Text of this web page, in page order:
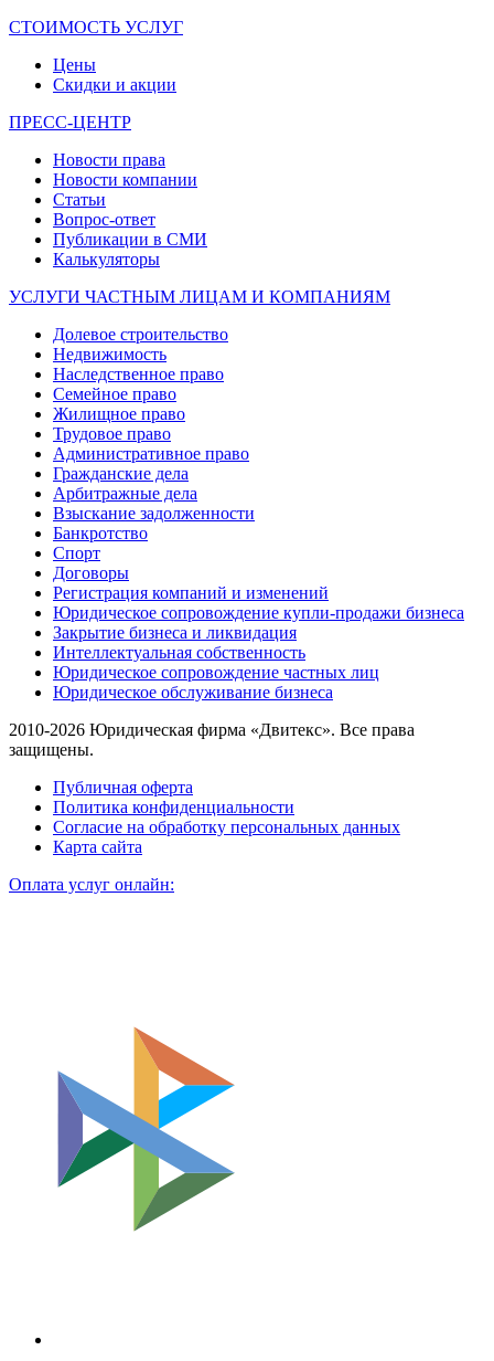
СТОИМОСТЬ УСЛУГ
Цены
Скидки и акции
ПРЕСС-ЦЕНТР
Новости права
Новости компании
Статьи
Вопрос-ответ
Публикации в СМИ
Калькуляторы
УСЛУГИ ЧАСТНЫМ ЛИЦАМ И КОМПАНИЯМ
Долевое строительство
Недвижимость
Наследственное право
Семейное право
Жилищное право
Трудовое право
Административное право
Гражданские дела
Арбитражные дела
Взыскание задолженности
Банкротство
Спорт
Договоры
Регистрация компаний и изменений
Юридическое сопровождение купли-продажи бизнеса
Закрытие бизнеса и ликвидация
Интеллектуальная собственность
Юридическое сопровождение частных лиц
Юридическое обслуживание бизнеса
2010-2026 Юридическая фирма «Двитекс». Все права
защищены.
Публичная оферта
Политика конфиденциальности
Согласие на обработку персональных данных
Карта сайта
Оплата услуг онлайн: